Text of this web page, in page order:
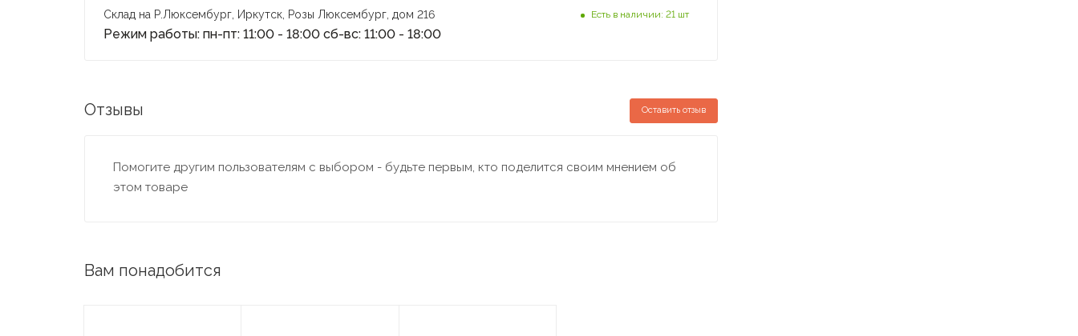
Склад на Р.Люксембург, Иркутск, Розы Люксембург, дом 216
Режим работы: пн-пт: 11:00 - 18:00 сб-вс: 11:00 - 18:00
Есть в наличии: 21 шт
Отзывы Оставить отзыв
Помогите другим пользователям с выбором - будьте первым, кто поделится своим мнением об
этом товаре
Вам понадобится